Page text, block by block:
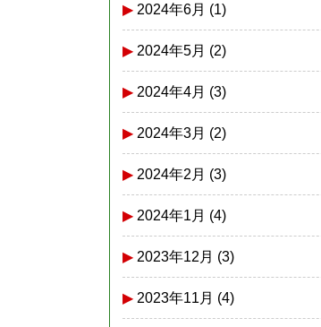
2024年6月 (1)
2024年5月 (2)
2024年4月 (3)
2024年3月 (2)
2024年2月 (3)
2024年1月 (4)
2023年12月 (3)
2023年11月 (4)